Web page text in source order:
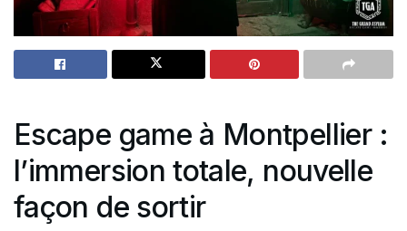
Escape game à Montpellier :
l’immersion totale, nouvelle
façon de sortir